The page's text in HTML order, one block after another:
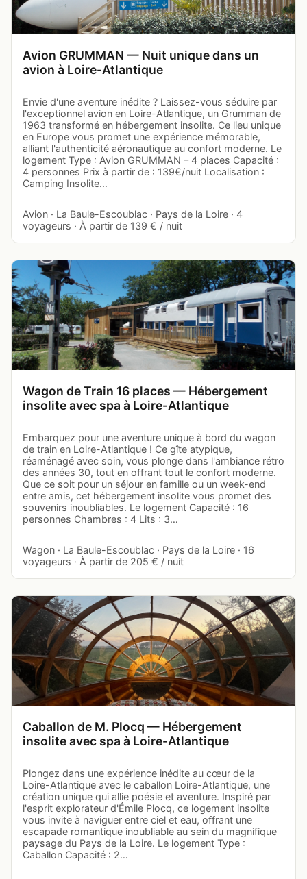
Avion GRUMMAN — Nuit unique dans un
avion à Loire-Atlantique
Envie d'une aventure inédite ? Laissez-vous séduire par
l'exceptionnel avion en Loire-Atlantique, un Grumman de
1963 transformé en hébergement insolite. Ce lieu unique
en Europe vous promet une expérience mémorable,
alliant l'authenticité aéronautique au confort moderne. Le
logement Type : Avion GRUMMAN – 4 places Capacité :
4 personnes Prix à partir de : 139€/nuit Localisation :
Camping Insolite…
Avion · La Baule-Escoublac · Pays de la Loire · 4
voyageurs · À partir de 139 € / nuit
Wagon de Train 16 places — Hébergement
insolite avec spa à Loire-Atlantique
Embarquez pour une aventure unique à bord du wagon
de train en Loire-Atlantique ! Ce gîte atypique,
réaménagé avec soin, vous plonge dans l'ambiance rétro
des années 30, tout en offrant tout le confort moderne.
Que ce soit pour un séjour en famille ou un week-end
entre amis, cet hébergement insolite vous promet des
souvenirs inoubliables. Le logement Capacité : 16
personnes Chambres : 4 Lits : 3…
Wagon · La Baule-Escoublac · Pays de la Loire · 16
voyageurs · À partir de 205 € / nuit
Caballon de M. Plocq — Hébergement
insolite avec spa à Loire-Atlantique
Plongez dans une expérience inédite au cœur de la
Loire-Atlantique avec le caballon Loire-Atlantique, une
création unique qui allie poésie et aventure. Inspiré par
l'esprit explorateur d'Émile Plocq, ce logement insolite
vous invite à naviguer entre ciel et eau, offrant une
escapade romantique inoubliable au sein du magnifique
paysage du Pays de la Loire. Le logement Type :
Caballon Capacité : 2…